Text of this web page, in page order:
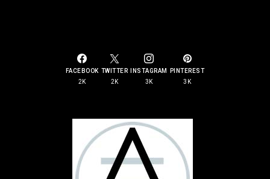
FACEBOOK
2K
TWITTER
2K
INSTAGRAM
3K
PINTEREST
3K